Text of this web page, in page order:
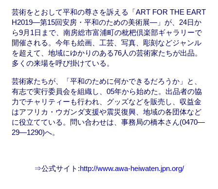
芸術をとおして平和の尊さを訴える「ART FOR THE EART
H2019—第15回安房・平和のための美術展—」が、24日か
ら9月1日まで、南房総市富浦町の枇杷倶楽部ギャラリーで
開催される。今年も絵画、工芸、写真、彫刻などジャンル
を超えて、地域にゆかりのある76人の芸術家たちが出品。
多くの来場を呼び掛けている。
芸術家たちが、「平和のために何かできるだろうか」と、
有志で実行委員会を組織し、05年から始めた。出品者の協
力でチャリティーも行われ、グッズなどを販売し、収益金
はアフリカ・ウガンダ支援や震災復興、地域の各団体など
に役立てている。問い合わせは、事務局の橋本さん(0470—
29—1290)へ。
⇒公式サイト:http://www.awa-heiwaten.jpn.org/